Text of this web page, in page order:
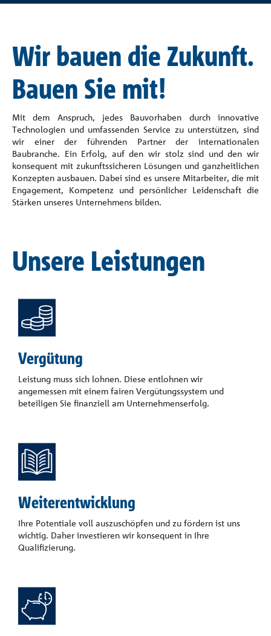
Unternehmen
Kontakt
Wir bauen die Zukunft.
Bauen Sie mit!
Mit dem Anspruch, jedes Bauvorhaben durch innovative
Technologien und umfassenden Service zu unterstützen, sind
wir einer der führenden Partner der internationalen
Baubranche. Ein Erfolg, auf den wir stolz sind und den wir
konsequent mit zukunftssicheren Lösungen und ganzheitlichen
Konzepten ausbauen. Dabei sind es unsere Mitarbeiter, die mit
Engagement, Kompetenz und persönlicher Leidenschaft die
Stärken unseres Unternehmens bilden.
Unsere Leistungen
Vergütung
Leistung muss sich lohnen. Diese entlohnen wir
angemessen mit einem fairen Vergütungssystem und
beteiligen Sie finanziell am Unternehmenserfolg.
Weiterentwicklung
Ihre Potentiale voll auszuschöpfen und zu fördern ist uns
wichtig. Daher investieren wir konsequent in Ihre
Qualifizierung.